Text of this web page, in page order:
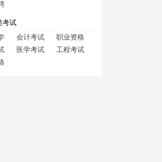
考试
会计考试
职业资格
医学考试
工程考试